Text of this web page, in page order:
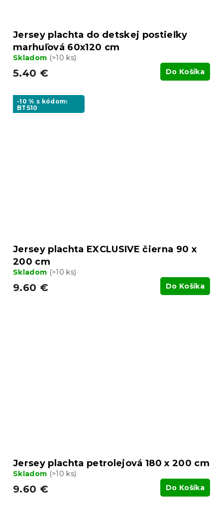
Jersey plachta do detskej postieľky
marhuľová 60x120 cm
Skladom (>10 ks)
5.40 € Do Košíka
-10 % s kódom:
BTS10
Jersey plachta EXCLUSIVE čierna 90 x
200 cm
Skladom (>10 ks)
9.60 € Do Košíka
Jersey plachta petrolejová 180 x 200 cm
Skladom (>10 ks)
9.60 € Do Košíka